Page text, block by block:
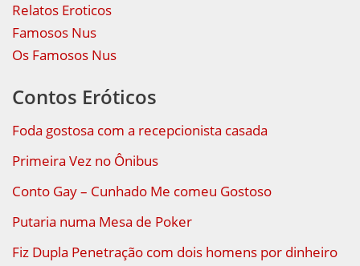
Relatos Eroticos
Famosos Nus
Os Famosos Nus
Contos Eróticos
Foda gostosa com a recepcionista casada
Primeira Vez no Ônibus
Conto Gay – Cunhado Me comeu Gostoso
Putaria numa Mesa de Poker
Fiz Dupla Penetração com dois homens por dinheiro